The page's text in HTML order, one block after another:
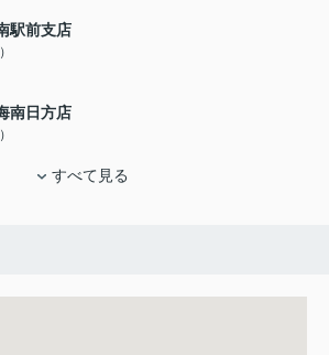
駅前支店
南日方店
すべて見る